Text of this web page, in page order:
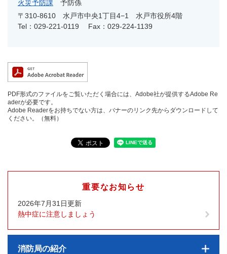
火災予防課
予防係
〒310-8610
水戸市中央1丁目4−1 水戸市役所4階
Tel：029-221-0119
Fax：029-224-1139
PDF形式のファイルをご覧いただく場合には、Adobe社が提供するAdobe Re
aderが必要です。
Adobe Readerをお持ちでない方は、バナーのリンク先からダウンロードして
ください。（無料）
重要なお知らせ
2026年7月31日更新
熱中症に注意しましょう
消防局の紹介